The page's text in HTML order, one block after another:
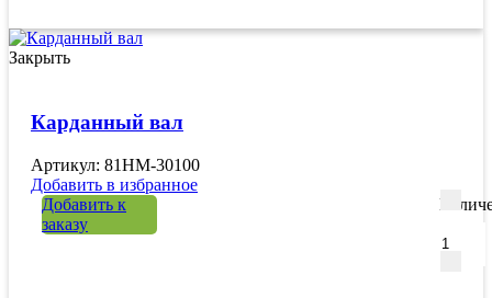
Закрыть
Карданный вал
Артикул: 81HM-30100
Добавить в избранное
Добавить к
заказу